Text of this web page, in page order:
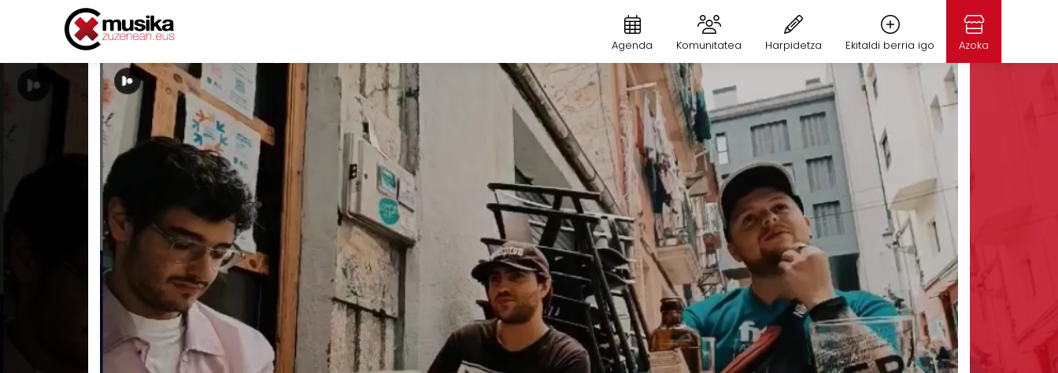
Agenda Komunitatea Harpidetza Ekitaldi berria igo Azoka